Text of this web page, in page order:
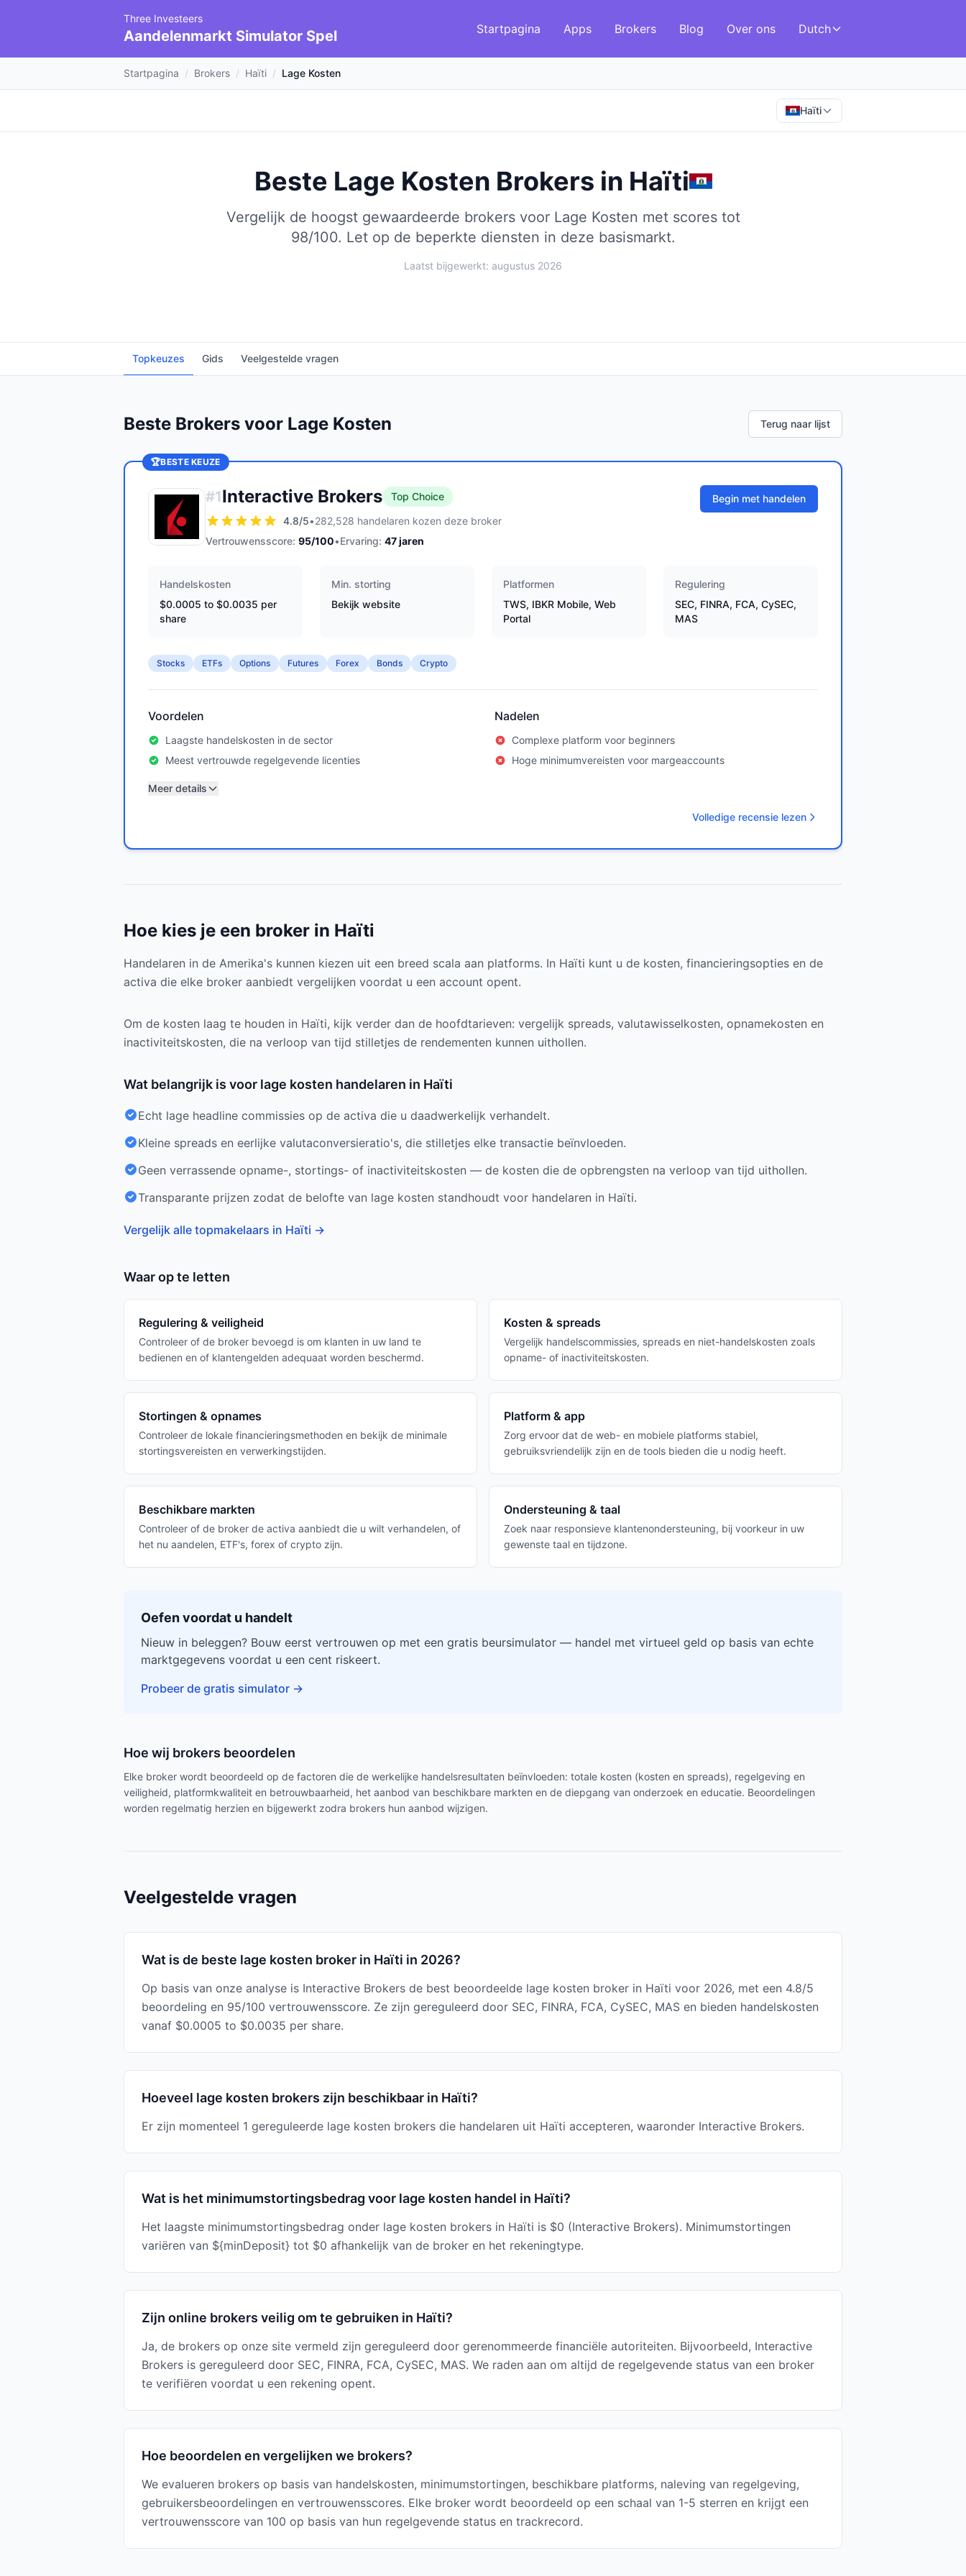
Three Investeers
Aandelenmarkt Simulator Spel Startpagina Apps Brokers Blog Over ons Dutch
Startpagina / Brokers / Haïti / Lage Kosten
Haïti
Beste Lage Kosten Brokers in Haïti
Vergelijk de hoogst gewaardeerde brokers voor Lage Kosten met scores tot
98/100. Let op de beperkte diensten in deze basismarkt.
Laatst bijgewerkt: augustus 2026
Topkeuzes Gids Veelgestelde vragen
Beste Brokers voor Lage Kosten Terug naar lijst
🏆BESTE KEUZE
#1Interactive Brokers
Top Choice
4.8/5•282,528 handelaren kozen deze broker
Vertrouwensscore: 95/100•Ervaring: 47jaren
Begin met handelen
Handelskosten
$0.0005 to $0.0035 per
share
Min. storting
Bekijk website
Platformen
TWS, IBKR Mobile, Web
Portal
Regulering
SEC, FINRA, FCA, CySEC,
MAS
Stocks ETFs Options Futures Forex Bonds Crypto
Voordelen
Laagste handelskosten in de sector
Meest vertrouwde regelgevende licenties
Nadelen
Complexe platform voor beginners
Hoge minimumvereisten voor margeaccounts
Meer details
Volledige recensie lezen
Hoe kies je een broker in Haïti
Handelaren in de Amerika's kunnen kiezen uit een breed scala aan platforms. In Haïti kunt u de kosten, financieringsopties en de
activa die elke broker aanbiedt vergelijken voordat u een account opent.
Om de kosten laag te houden in Haïti, kijk verder dan de hoofdtarieven: vergelijk spreads, valutawisselkosten, opnamekosten en
inactiviteitskosten, die na verloop van tijd stilletjes de rendementen kunnen uithollen.
Wat belangrijk is voor lage kosten handelaren in Haïti
Echt lage headline commissies op de activa die u daadwerkelijk verhandelt.
Kleine spreads en eerlijke valutaconversieratio's, die stilletjes elke transactie beïnvloeden.
Geen verrassende opname-, stortings- of inactiviteitskosten — de kosten die de opbrengsten na verloop van tijd uithollen.
Transparante prijzen zodat de belofte van lage kosten standhoudt voor handelaren in Haïti.
Vergelijk alle topmakelaars in Haïti →
Waar op te letten
Regulering & veiligheid
Controleer of de broker bevoegd is om klanten in uw land te
bedienen en of klantengelden adequaat worden beschermd.
Kosten & spreads
Vergelijk handelscommissies, spreads en niet-handelskosten zoals
opname- of inactiviteitskosten.
Stortingen & opnames
Controleer de lokale financieringsmethoden en bekijk de minimale
stortingsvereisten en verwerkingstijden.
Platform & app
Zorg ervoor dat de web- en mobiele platforms stabiel,
gebruiksvriendelijk zijn en de tools bieden die u nodig heeft.
Beschikbare markten
Controleer of de broker de activa aanbiedt die u wilt verhandelen, of
het nu aandelen, ETF's, forex of crypto zijn.
Ondersteuning & taal
Zoek naar responsieve klantenondersteuning, bij voorkeur in uw
gewenste taal en tijdzone.
Oefen voordat u handelt
Nieuw in beleggen? Bouw eerst vertrouwen op met een gratis beursimulator — handel met virtueel geld op basis van echte
marktgegevens voordat u een cent riskeert.
Probeer de gratis simulator →
Hoe wij brokers beoordelen
Elke broker wordt beoordeeld op de factoren die de werkelijke handelsresultaten beïnvloeden: totale kosten (kosten en spreads), regelgeving en
veiligheid, platformkwaliteit en betrouwbaarheid, het aanbod van beschikbare markten en de diepgang van onderzoek en educatie. Beoordelingen
worden regelmatig herzien en bijgewerkt zodra brokers hun aanbod wijzigen.
Veelgestelde vragen
Wat is de beste lage kosten broker in Haïti in 2026?
Op basis van onze analyse is Interactive Brokers de best beoordeelde lage kosten broker in Haïti voor 2026, met een 4.8/5
beoordeling en 95/100 vertrouwensscore. Ze zijn gereguleerd door SEC, FINRA, FCA, CySEC, MAS en bieden handelskosten
vanaf $0.0005 to $0.0035 per share.
Hoeveel lage kosten brokers zijn beschikbaar in Haïti?
Er zijn momenteel 1 gereguleerde lage kosten brokers die handelaren uit Haïti accepteren, waaronder Interactive Brokers.
Wat is het minimumstortingsbedrag voor lage kosten handel in Haïti?
Het laagste minimumstortingsbedrag onder lage kosten brokers in Haïti is $0 (Interactive Brokers). Minimumstortingen
variëren van ${minDeposit} tot $0 afhankelijk van de broker en het rekeningtype.
Zijn online brokers veilig om te gebruiken in Haïti?
Ja, de brokers op onze site vermeld zijn gereguleerd door gerenommeerde financiële autoriteiten. Bijvoorbeeld, Interactive
Brokers is gereguleerd door SEC, FINRA, FCA, CySEC, MAS. We raden aan om altijd de regelgevende status van een broker
te verifiëren voordat u een rekening opent.
Hoe beoordelen en vergelijken we brokers?
We evalueren brokers op basis van handelskosten, minimumstortingen, beschikbare platforms, naleving van regelgeving,
gebruikersbeoordelingen en vertrouwensscores. Elke broker wordt beoordeeld op een schaal van 1-5 sterren en krijgt een
vertrouwensscore van 100 op basis van hun regelgevende status en trackrecord.